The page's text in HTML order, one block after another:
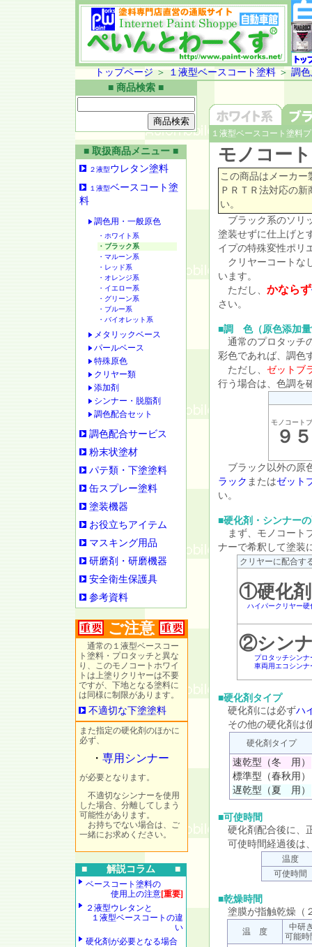
トップページ ＞ １液型ベースコート塗料＞ 調
■ 商品検索 ■
■ 取扱商品メニュー ■
２液型ウレタン塗料
１液型ベースコート塗
料
調色用・一般原色
・ホワイト系
・ブラック系
・マルーン系
・レッド系
・オレンジ系
・イエロー系
・グリーン系
・ブルー系
・バイオレット系
メタリックベース
パールベース
特殊原色
クリヤー類
添加剤
シンナー・脱脂剤
調色配合セット
調色配合サービス
粉末状塗材
パテ類・下塗塗料
缶スプレー塗料
塗装機器
お役立ちアイテム
マスキング用品
研磨剤・研磨機器
安全衛生保護具
参考資料
ご注意
通常の１液型ベースコー
ト塗料・プロタッチと異な
り、このモノコートホワイ
トは上塗りクリヤーは不要
ですが、下地となる塗料に
は同様に制限があります。
不適切な下塗塗料
また指定の硬化剤のほかに
必ず、
・ 専用シンナー
が必要となります。
不適切なシンナーを使用
した場合、分離してしまう
可能性があります。
お持ちでない場合は、ご
一緒にお求めください。
■ 解説コラム ■
ベースコート塗料の
使用上の注意[重要]
２液型ウレタンと
１液型ベースコートの違
い
硬化剤が必要となる場合
１液型ベースコート塗料
モノコー
この商品はメーカー
ＰＲＴＲ法対応の新
い。
ブラック系のソリ
塗装せずに仕上げと
イプの特殊変性ポリ
クリヤーコートな
います。
ただし、 かならず
さい。
■調 色（原色添加量
通常のプロタッチ
彩色であれば、調色
ただし、 ゼットブ
行う場合は、色調を
モノコート
９５
ブラック以外の原
ラック またはゼット
い。
■硬化剤・シンナー
まず、モノコート
ナーで希釈して塗装
クリヤーに配合す
①硬化剤
ハイパークリヤー硬
②シン
プロタッチシンナ
車両用エコシンナ
■硬化剤タイプ
硬化剤には必ずハ
その他の硬化剤は
硬化剤タイプ
速乾型（冬 用）
標準型（春秋用）
遅乾型（夏 用）
■可使時間
硬化剤配合後に、
可使時間経過後は
温度
可使時間
■乾燥時間
塗膜が指触乾燥（
温 度
中研
可能時